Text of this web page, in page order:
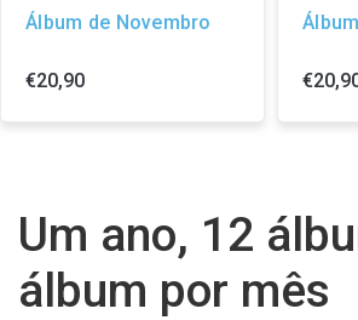
Álbum de Novembro
€20,90
Um ano, 12
álbum por mês